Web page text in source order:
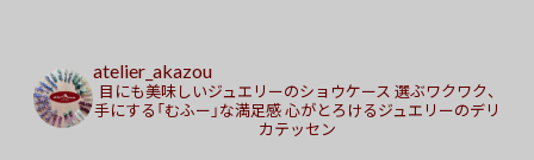
atelier_akazou
目にも美味しいジュエリーのショウケース 選ぶワクワク、
手にする「むふー」な満足感心がとろけるジュエリーのデリ
カテッセン